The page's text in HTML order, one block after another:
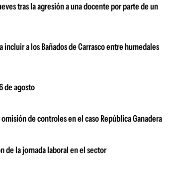
tras la agresión a una docente por parte de un
a los Bañados de Carrasco entre humedales
de agosto
de controles en el caso República Ganadera
de la jornada laboral en el sector